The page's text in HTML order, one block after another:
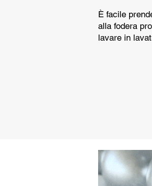
È facile
alla fodera
lavare in